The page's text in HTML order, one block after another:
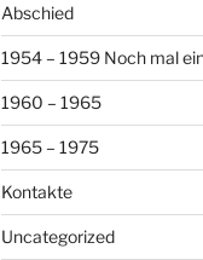
Abschied
1954 – 1959 Noch mal
1960 – 1965
1965 – 1975
Kontakte
Uncategorized